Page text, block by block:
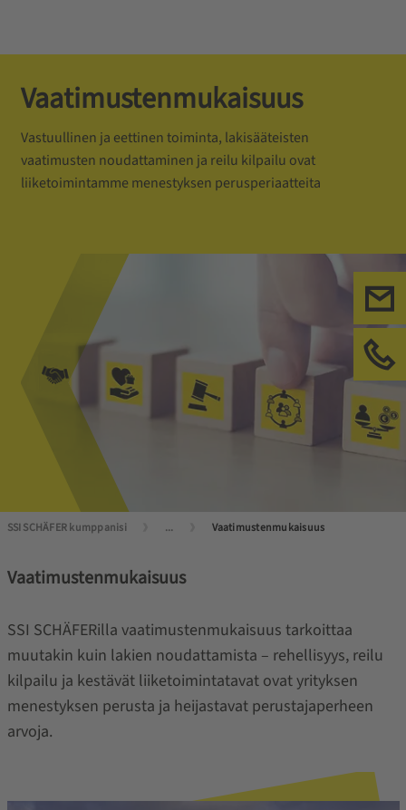
Vaatimustenmukaisuus
Vastuullinen ja eettinen toiminta, lakisääteisten
vaatimusten noudattaminen ja reilu kilpailu ovat
liiketoimintamme menestyksen perusperiaatteita
SSI SCHÄFER kumppanisi ... Vaatimustenmukaisuus
Vaatimustenmukaisuus
SSI SCHÄFERilla vaatimustenmukaisuus tarkoittaa
muutakin kuin lakien noudattamista – rehellisyys, reilu
kilpailu ja kestävät liiketoimintatavat ovat yrityksen
menestyksen perusta ja heijastavat perustajaperheen
arvoja.